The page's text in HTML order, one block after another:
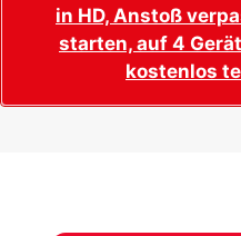
in HD, Anstoß
starten, auf 4
kostenlos